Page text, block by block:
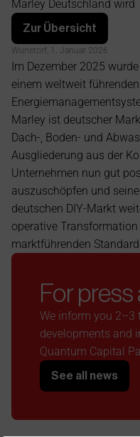
Gruppe
Marley Deutschland wird
Zur Übersicht
Wunstorf, 1. Januar 2026
Im Dezember 2025
einem weltweit
Marley ist deutscher
Dach-, Boden- und
Ausgliederung aus der
Unternehmen nun gut
auszuschöpfen und
deutschen DIY-Markt
operative
marktführenden
For
We inform you 2–3
developments and
Quantum Capital
See all news